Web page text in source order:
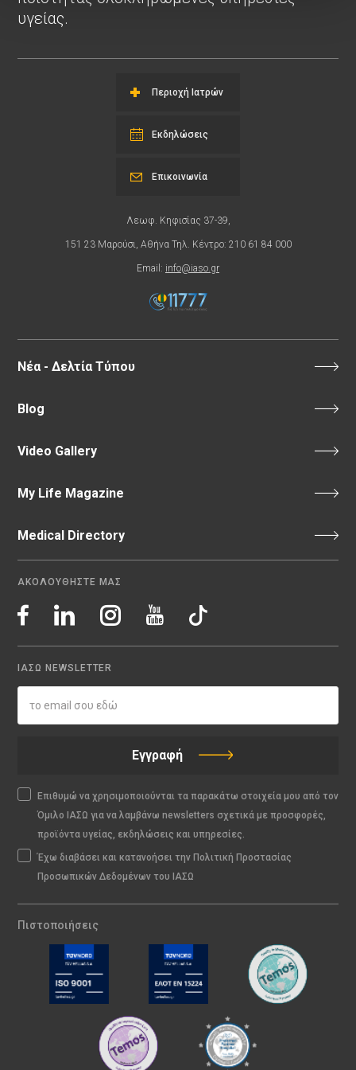
υγείας.
Περιοχή Ιατρών
Εκδηλώσεις
Λεωφ. Κηφισίας 37-39,
151 23 Μαρούσι, Αθήνα Τηλ. Κέντρο: 210 61 84 000
Email: info@iaso.gr
Επικοινωνία
Νέα - Δελτία Τύπου
Blog
Video Gallery
My Life Magazine
Medical Directory
ΑΚΟΛΟΥΘΗΣΤΕ ΜΑΣ
ΙΑΣΩ NEWSLETTER
Εγγραφή
Επιθυμώ να χρησιμοποιούνται τα παρακάτω στοιχεία μου από τον
Όμιλο ΙΑΣΩ για να λαμβάνω newsletters σχετικά με προσφορές,
προϊόντα υγείας, εκδηλώσεις και υπηρεσίες.
Έχω διαβάσει και κατανοήσει την Πολιτική Προστασίας
Προσωπικών Δεδομένων του ΙΑΣΩ
Πιστοποιήσεις